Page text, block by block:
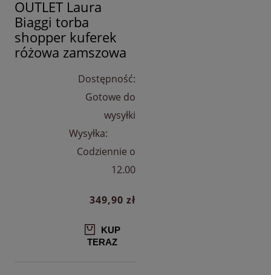
OUTLET Laura
Biaggi torba
shopper kuferek
różowa zamszowa
Dostępność:
Gotowe do
wysyłki
Wysyłka:
Codziennie o
12.00
349,90 zł
KUP
TERAZ